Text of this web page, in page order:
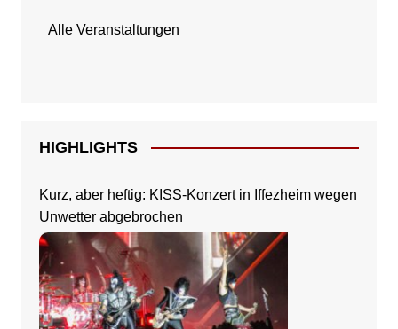
Alle Veranstaltungen
HIGHLIGHTS
Kurz, aber heftig: KISS-Konzert in Iffezheim wegen
Unwetter abgebrochen